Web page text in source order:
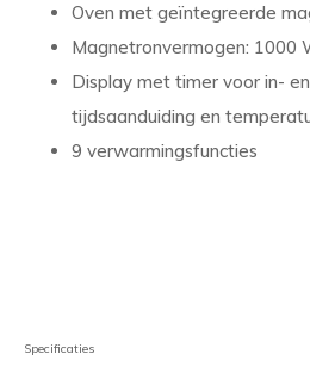
Oven met geïntegreerde
Magnetronvermogen: 1000
Display met timer voor in-
tijdsaanduiding en
9 verwarmingsfuncties
Specificaties